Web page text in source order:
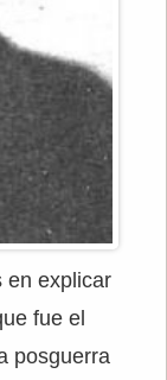
en explicar
fue el
posguerra